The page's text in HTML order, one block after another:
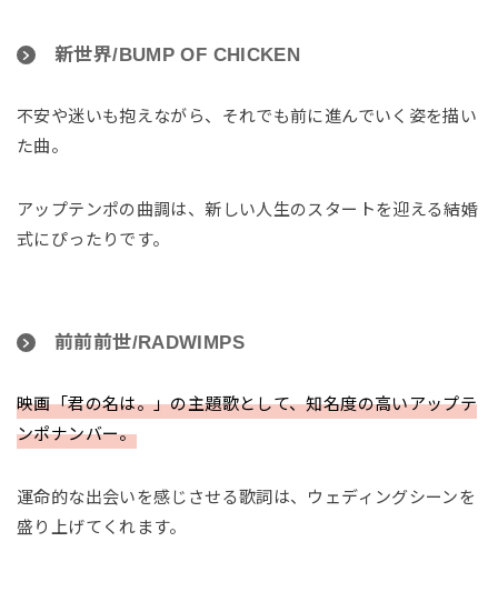
新世界/BUMP OF CHICKEN
不安や迷いも抱えながら、それでも前に進んでいく姿を描い
た曲。
アップテンポの曲調は、新しい人生のスタートを迎える結婚
式にぴったりです。
前前前世/RADWIMPS
映画「君の名は。」の主題歌として、知名度の高いアップテ
ンポナンバー。
運命的な出会いを感じさせる歌詞は、ウェディングシーンを
盛り上げてくれます。